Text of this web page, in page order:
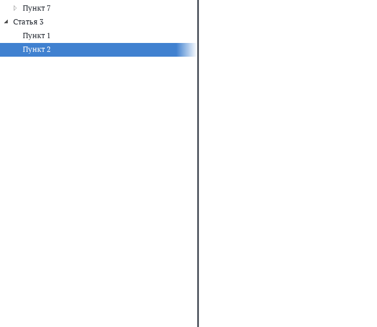
Пункт 7
Статья 3
Пункт 1
Пункт 2